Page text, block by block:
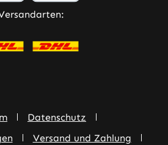
Datenschutz
Versand und Zahlung